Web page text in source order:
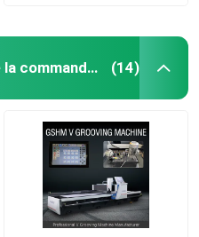
Machine de cannelure de la commande numérique par ordinateur V (14)